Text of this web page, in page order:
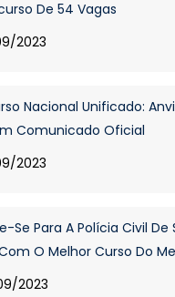
De 54 Vagas
2023
Nacional Unificado:
Comunicado Oficial
2023
Se Para A Polícia Civil De
O Melhor Curso Do
2023